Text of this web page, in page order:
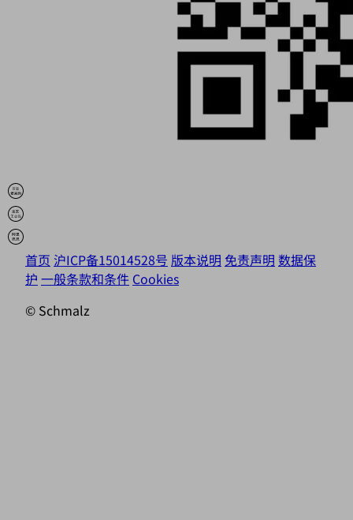
首页 沪ICP备15014528号 版本说明 免责声明 数据保
护 一般条款和条件 Cookies
© Schmalz